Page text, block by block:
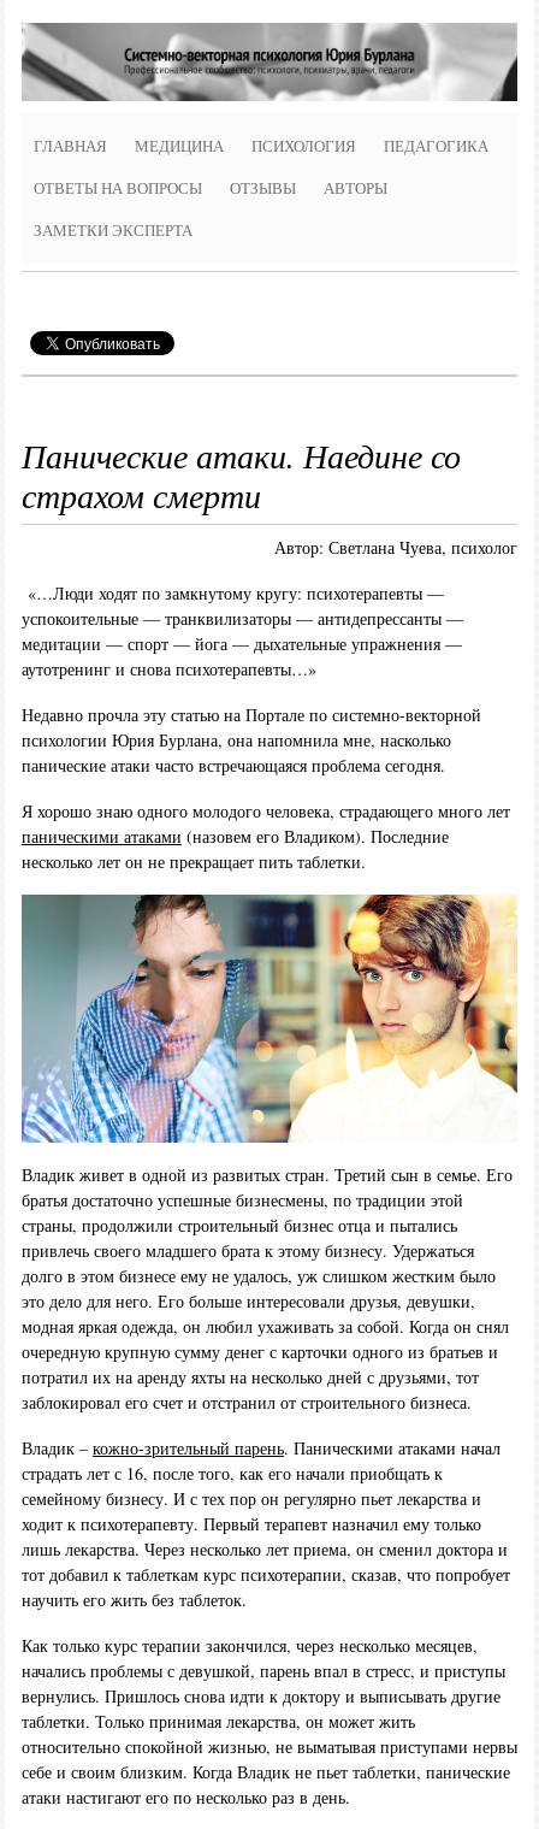
ГЛАВНАЯ МЕДИЦИНА ПСИХОЛОГИЯ ПЕДАГОГИКА
ОТВЕТЫ НА ВОПРОСЫ ОТЗЫВЫ АВТОРЫ
ЗАМЕТКИ ЭКСПЕРТА
Панические атаки. Наедине со
страхом смерти
Автор: Светлана Чуева, психолог
«…Люди ходят по замкнутому кругу: психотерапевты —
успокоительные — транквилизаторы — антидепрессанты —
медитации — спорт — йога — дыхательные упражнения —
аутотренинг и снова психотерапевты…»
Недавно прочла эту статью на Портале по системно-векторной
психологии Юрия Бурлана, она напомнила мне, насколько
панические атаки часто встречающаяся проблема сегодня.
Я хорошо знаю одного молодого человека, страдающего много лет
паническими атаками (назовем его Владиком). Последние
несколько лет он не прекращает пить таблетки.
Владик живет в одной из развитых стран. Третий сын в семье. Его
братья достаточно успешные бизнесмены, по традиции этой
страны, продолжили строительный бизнес отца и пытались
привлечь своего младшего брата к этому бизнесу. Удержаться
долго в этом бизнесе ему не удалось, уж слишком жестким было
это дело для него. Его больше интересовали друзья, девушки,
модная яркая одежда, он любил ухаживать за собой. Когда он снял
очередную крупную сумму денег с карточки одного из братьев и
потратил их на аренду яхты на несколько дней с друзьями, тот
заблокировал его счет и отстранил от строительного бизнеса.
Владик – кожно-зрительный парень. Паническими атаками начал
страдать лет с 16, после того, как его начали приобщать к
семейному бизнесу. И с тех пор он регулярно пьет лекарства и
ходит к психотерапевту. Первый терапевт назначил ему только
лишь лекарства. Через несколько лет приема, он сменил доктора и
тот добавил к таблеткам курс психотерапии, сказав, что попробует
научить его жить без таблеток.
Как только курс терапии закончился, через несколько месяцев,
начались проблемы с девушкой, парень впал в стресс, и приступы
вернулись. Пришлось снова идти к доктору и выписывать другие
таблетки. Только принимая лекарства, он может жить
относительно спокойной жизнью, не выматывая приступами нервы
себе и своим близким. Когда Владик не пьет таблетки, панические
атаки настигают его по несколько раз в день.